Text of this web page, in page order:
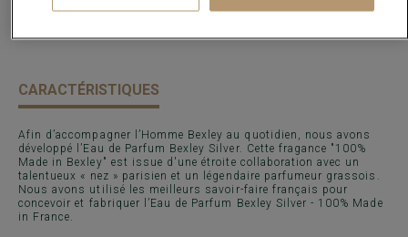
CARACTÉRISTIQUES
Afin d’accompagner l’Homme Bexley au quotidien, nous avons
développé l’Eau de Parfum Bexley Silver. Cette fragance "100%
Made in Bexley" est issue d'une étroite collaboration avec un
talentueux « nez » parisien et un légendaire parfumeur grassois.
Nous avons utilisé les meilleurs savoir-faire français pour
concevoir et fabriquer l’Eau de Parfum Bexley Silver - 100% Made
in France.